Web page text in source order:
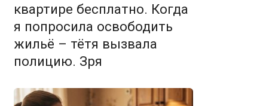
квартире бесплатно. Когда
я попросила освободить
жильё – тётя вызвала
полицию. Зря